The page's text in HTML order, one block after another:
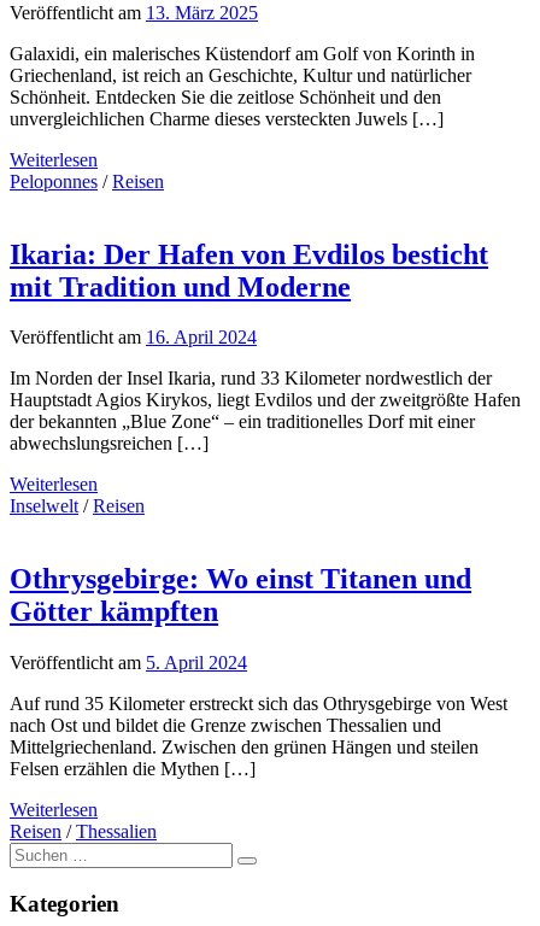
Veröffentlicht am 13. März 2025
Galaxidi, ein malerisches Küstendorf am Golf von Korinth in
Griechenland, ist reich an Geschichte, Kultur und natürlicher
Schönheit. Entdecken Sie die zeitlose Schönheit und den
unvergleichlichen Charme dieses versteckten Juwels […]
Weiterlesen
Peloponnes /Reisen
Ikaria: Der Hafen von Evdilos besticht
mit Tradition und Moderne
Veröffentlicht am 16. April 2024
Im Norden der Insel Ikaria, rund 33 Kilometer nordwestlich der
Hauptstadt Agios Kirykos, liegt Evdilos und der zweitgrößte Hafen
der bekannten „Blue Zone“ – ein traditionelles Dorf mit einer
abwechslungsreichen […]
Weiterlesen
Inselwelt/Reisen
Othrysgebirge: Wo einst Titanen und
Götter kämpften
Veröffentlicht am 5. April 2024
Auf rund 35 Kilometer erstreckt sich das Othrysgebirge von West
nach Ost und bildet die Grenze zwischen Thessalien und
Mittelgriechenland. Zwischen den grünen Hängen und steilen
Felsen erzählen die Mythen […]
Weiterlesen
Reisen /Thessalien
Suche
nach:
Kategorien